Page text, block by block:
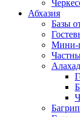
Абхазия
Базы
Мини-